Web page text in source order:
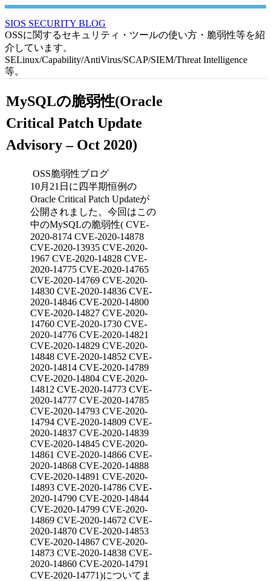
SIOS SECURITY BLOG
OSSに関するセキュリティ・ツールの使い方・脆弱性等を紹
介しています。
SELinux/Capability/AntiVirus/SCAP/SIEM/Threat Intelligence
等。
MySQLの脆弱性(Oracle
Critical Patch Update
Advisory – Oct 2020)
OSS脆弱性ブログ
10月21日に四半期恒例の
Oracle Critical Patch Updateが
公開されました。今回はこの
中のMySQLの脆弱性( CVE-
2020-8174 CVE-2020-14878
CVE-2020-13935 CVE-2020-
1967 CVE-2020-14828 CVE-
2020-14775 CVE-2020-14765
CVE-2020-14769 CVE-2020-
14830 CVE-2020-14836 CVE-
2020-14846 CVE-2020-14800
CVE-2020-14827 CVE-2020-
14760 CVE-2020-1730 CVE-
2020-14776 CVE-2020-14821
CVE-2020-14829 CVE-2020-
14848 CVE-2020-14852 CVE-
2020-14814 CVE-2020-14789
CVE-2020-14804 CVE-2020-
14812 CVE-2020-14773 CVE-
2020-14777 CVE-2020-14785
CVE-2020-14793 CVE-2020-
14794 CVE-2020-14809 CVE-
2020-14837 CVE-2020-14839
CVE-2020-14845 CVE-2020-
14861 CVE-2020-14866 CVE-
2020-14868 CVE-2020-14888
CVE-2020-14891 CVE-2020-
14893 CVE-2020-14786 CVE-
2020-14790 CVE-2020-14844
CVE-2020-14799 CVE-2020-
14869 CVE-2020-14672 CVE-
2020-14870 CVE-2020-14853
CVE-2020-14867 CVE-2020-
14873 CVE-2020-14838 CVE-
2020-14860 CVE-2020-14791
CVE-2020-14771)についてま